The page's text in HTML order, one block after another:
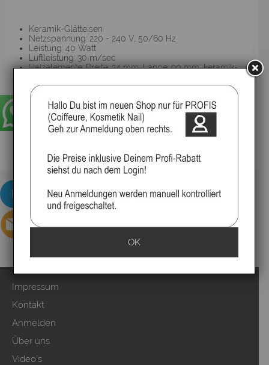
Keramik-Glätteisen
Netzspannung: 220 - 240 V, 50/60 Hz
Leistung: 40 Watt
Luftleistung: 30 m/sec
Heizelemente: Breite: 24 mm, Länge: 90 mm, keramik-
Betriebstempertur: 150 - 230°C
Aufheizzeit: 30 sec.
Betriebsanzeige: LED
Kabellänge: 2,8 m mit Verdrehsicherungstaste
Gewicht: 365 g (ohne Kabel)
Impressum
Kontakt
Anmelden
Über uns
Video`s
OK